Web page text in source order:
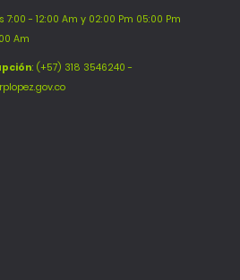
7:00 - 12:00 Am y 02:00 Pm 05:00 Pm
Am
: (+57) 318 3546240 -